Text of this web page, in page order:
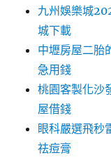
九州娛樂城
城下載
中壢房屋二胎
急用錢
桃園客製化沙
屋借錢
眼科嚴選飛秒
祛痘膏